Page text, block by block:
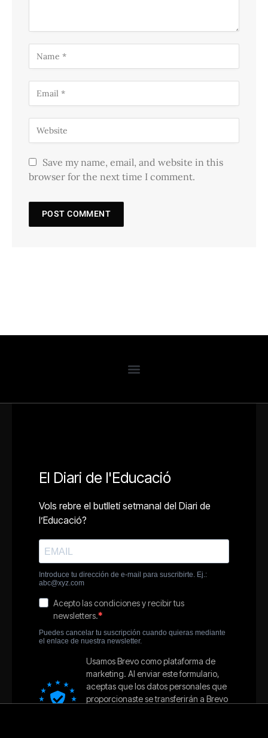
Save my name, email, and website in this
browser for the next time I comment.